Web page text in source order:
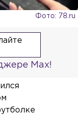
Фото: 78.ru
Max!